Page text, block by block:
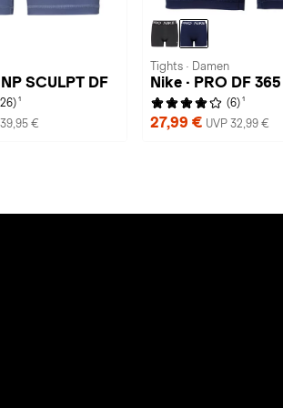
SCULPT DF
1
€
Tights · Damen
Nike · PRO DF 365
(6) 1
27,99 € UVP 32,99 €